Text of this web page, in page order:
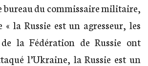
bureau du commissaire militaire,
la Russie est un agresseur, les
la Fédération de Russie ont
l’Ukraine, la Russie est un